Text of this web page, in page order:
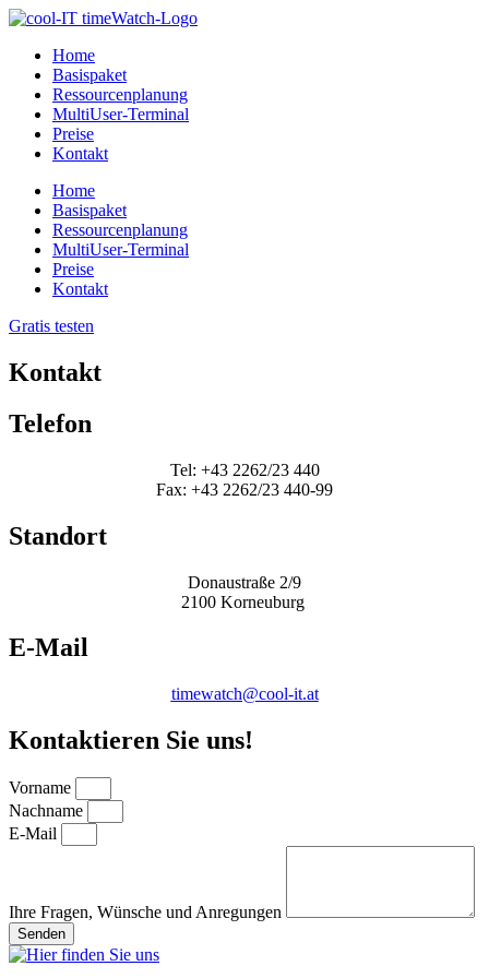
Home
Basispaket
Ressourcenplanung
MultiUser-Terminal
Preise
Kontakt
Home
Basispaket
Ressourcenplanung
MultiUser-Terminal
Preise
Kontakt
Gratis testen
Kontakt
Telefon
Tel: +43 2262/23 440
Fax: +43 2262/23 440-99
Standort
Donaustraße 2/9
2100 Korneuburg
E-Mail
timewatch@cool-it.at
Kontaktieren Sie uns!
Vorname
Nachname
E-Mail
Ihre Fragen, Wünsche und Anregungen
Senden